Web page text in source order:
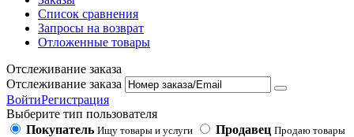
Список сравнения
Запросы на возврат
Отложенные товары
Отслеживание заказа
Отслеживание заказа
ВойтиРегистрация
Выберите тип пользователя
Покупатель Ищу товары и услуги Продавец Продаю товары